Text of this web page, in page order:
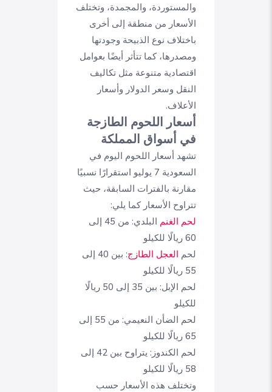
والمستوردة، والمجمدة، وتختلف
الأسعار من منطقة إلى أخرى
باختلاف نوع الذبيحة وجودتها
ومصدرها، كما تتأثر أيضًا بعوامل
اقتصادية متنوعة مثل تكاليف
النقل وسعر الدولار وأسعار
الأعلاف.
أسعار اللحوم الطازجة
في أسواق المملكة
تشهد أسعار اللحوم اليوم في
السعودية 7 يوليو استقرارًا نسبيًا
مقارنة بالفترات السابقة، حيث
تتراوح الأسعار كما يلي:
لحم الغنم
البلدي: من 45 إلى
60 ريالًا للكيلو
لحم العجل الطازج
: بين 40 إلى
55 ريالًا للكيلو
لحم الإبل: بين 35 إلى 50 ريالًا
للكيلو
لحم الضأن النعيمي: من 55 إلى
65 ريالًا للكيلو
لحم الكندوز: يتراوح بين 42 إلى
58 ريالًا للكيلو
وتختلف هذه الأسعار حسب